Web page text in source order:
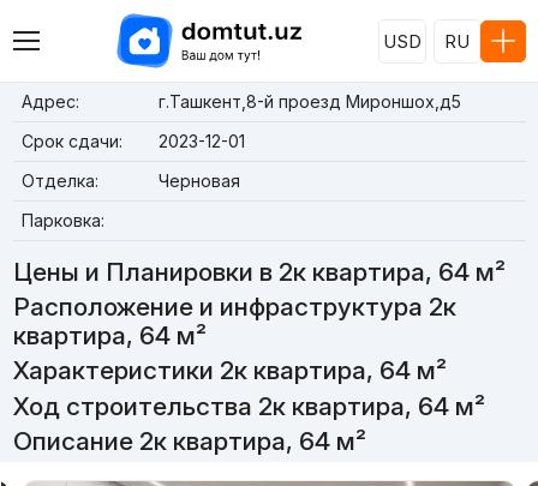
USD RU
Адрес:
г.Ташкент,8-й проезд Мироншох,д5
Срок сдачи:
2023-12-01
Отделка:
Черновая
Парковка:
Цены и Планировки в 2к квартира, 64 м²
Расположение и инфраструктура 2к
квартира, 64 м²
Характеристики 2к квартира, 64 м²
Ход строительства 2к квартира, 64 м²
Описание 2к квартира, 64 м²